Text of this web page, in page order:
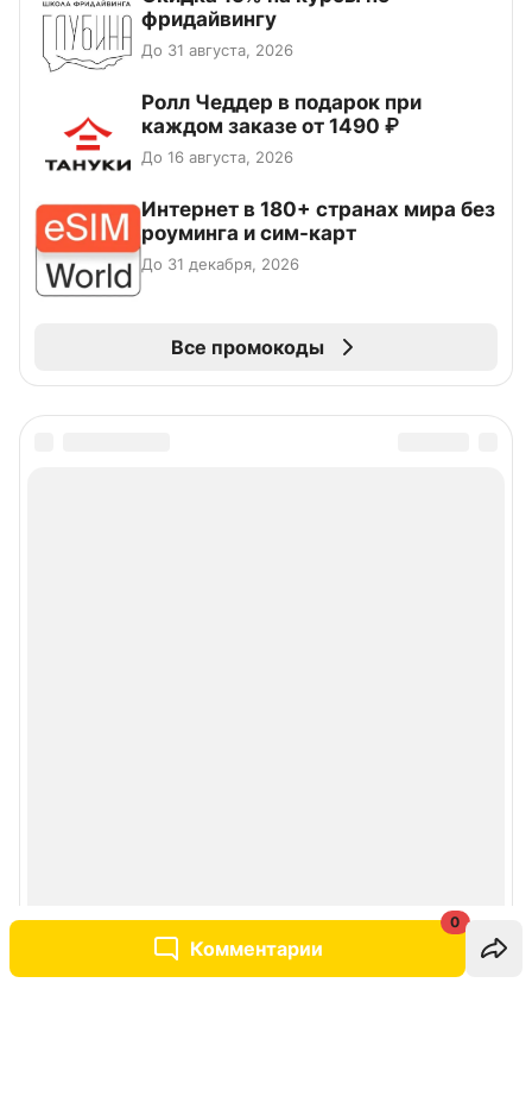
Комментарии
0
фридайвингу
До 31 августа, 2026
Ролл Чеддер в подарок при
каждом заказе от 1490 ₽
До 16 августа, 2026
Интернет в 180+ странах мира без
роуминга и сим-карт
До 31 декабря, 2026
Все промокоды